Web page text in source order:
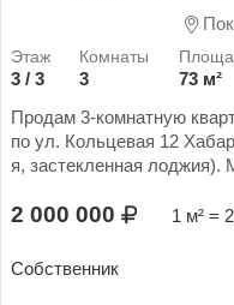
3 / 3 3
73 м²
Продам 3-комнатную
по ул. Кольцевая 12
я, застекленная лоджия).
2 000 000 1 м² =
Собственник